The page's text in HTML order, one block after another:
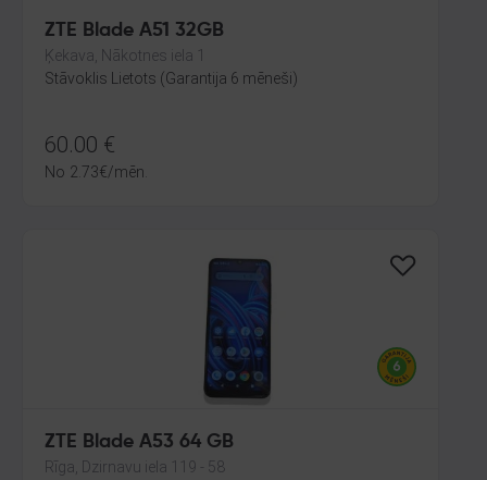
ZTE Blade A51 32GB
Ķekava, Nākotnes iela 1
Stāvoklis Lietots (Garantija 6 mēneši)
60.00 €
No 2.73€/mēn.
ZTE Blade A53 64 GB
Rīga, Dzirnavu iela 119 - 58